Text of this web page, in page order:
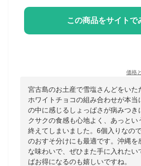
この商品をサイトで
価格
宮古島のお土産で雪塩さんどをいた
ホワイトチョコの組み合わせが本当
の中に感じるしょっぱさが病みつき
クサクの食感も心地よく、あっとい
終えてしまいました。6個入りなの
のおすそ分けにも最適です。沖縄を
な味わいで、ぜひまた手に入れたい
ばお得になるのも嬉しいですね。